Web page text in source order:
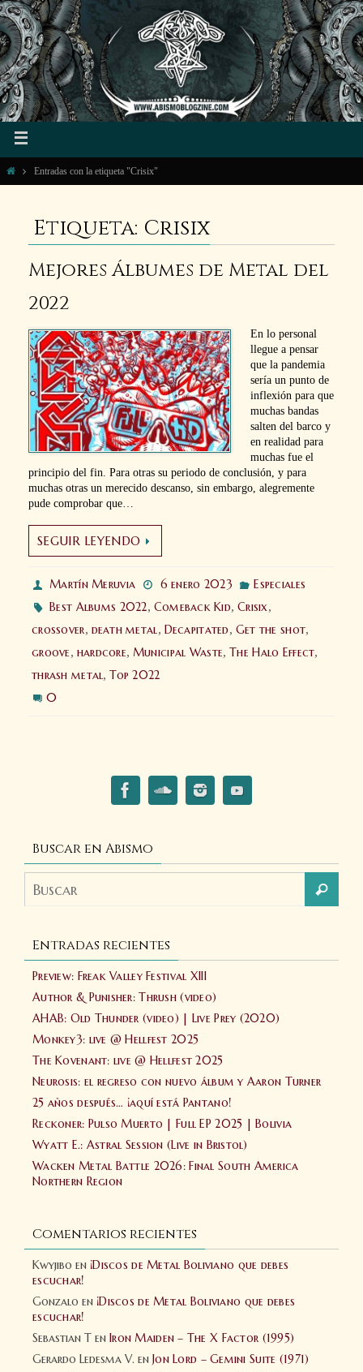
Entradas con la etiqueta "Crisix"
Etiqueta: Crisix
Mejores Álbumes de Metal del
2022
En lo personal
llegue a pensar
que la pandemia
sería un punto de
inflexión para que
muchas bandas
salten del barco y
en realidad para
muchas fue el
principio del fin. Para otras su periodo de conclusión, y para
muchas otras un merecido descanso, sin embargo, alegremente
pude comprobar que…
SEGUIR LEYENDO
Martín Meruvia 6 enero 2023
Especiales
Best Albums 2022, Comeback Kid,Crisix,
crossover, death metal, Decapitated, Get the shot,
groove, hardcore, Municipal Waste,The Halo Effect,
thrash metal,Top 2022
0
Buscar en Abismo
Entradas recientes
Preview: Freak Valley Festival XIII
Author & Punisher: Thrush (video)
AHAB: Old Thunder (video) | Live Prey (2020)
Monkey3: live @ Hellfest 2025
The Kovenant: live @ Hellfest 2025
Neurosis: el regreso con nuevo álbum y Aaron Turner
25 años después… ¡aquí está Pantano!
Reckoner: Pulso Muerto | Full EP 2025 | Bolivia
Wyatt E.: Astral Session (Live in Bristol)
Wacken Metal Battle 2026: Final South America
Northern Region
Comentarios recientes
Kwyjibo en ¡Discos de Metal Boliviano que debes
escuchar!
Gonzalo en ¡Discos de Metal Boliviano que debes
escuchar!
Sebastian T en Iron Maiden – The X Factor (1995)
Gerardo Ledesma V. en Jon Lord – Gemini Suite (1971)